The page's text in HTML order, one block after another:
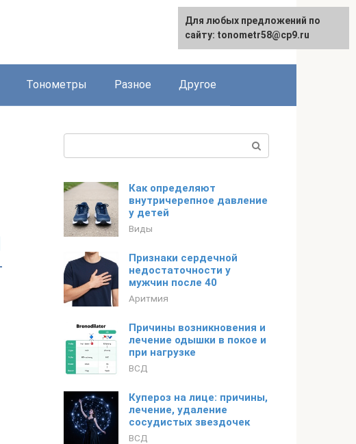
Тонометры Разное Другое
Как определяют
внутричерепное давление
у детей
Виды
Признаки сердечной
недостаточности у
мужчин после 40
Аритмия
Причины возникновения и
лечение одышки в покое и
при нагрузке
ВСД
Купероз на лице: причины,
лечение, удаление
сосудистых звездочек
ВСД
Для любых предложений по
сайту: tonometr58@cp9.ru
Для любых предложений по
сайту: tonometr58@cp9.ru